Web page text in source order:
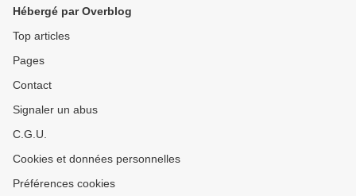
Hébergé par Overblog
Top articles
Pages
Contact
Signaler un abus
C.G.U.
Cookies et données personnelles
Préférences cookies